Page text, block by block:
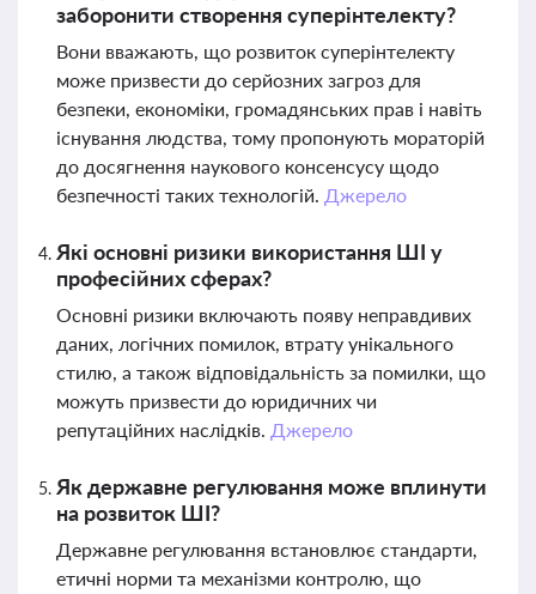
заборонити створення суперінтелекту?
Вони вважають, що розвиток суперінтелекту
може призвести до серйозних загроз для
безпеки, економіки, громадянських прав і навіть
існування людства, тому пропонують мораторій
до досягнення наукового консенсусу щодо
безпечності таких технологій. Джерело
Які основні ризики використання ШІ у
професійних сферах?
Основні ризики включають появу неправдивих
даних, логічних помилок, втрату унікального
стилю, а також відповідальність за помилки, що
можуть призвести до юридичних чи
репутаційних наслідків. Джерело
Як державне регулювання може вплинути
на розвиток ШІ?
Державне регулювання встановлює стандарти,
етичні норми та механізми контролю, що